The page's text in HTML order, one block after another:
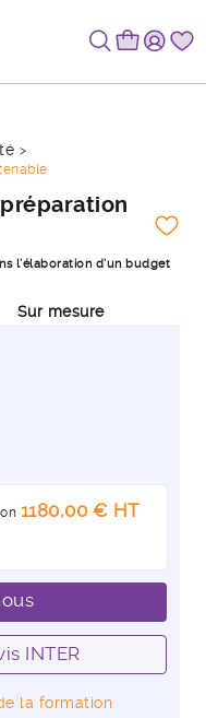
l’élaboration d’un budget
Sur mesure
1180,00 € HT
INTER
la formation